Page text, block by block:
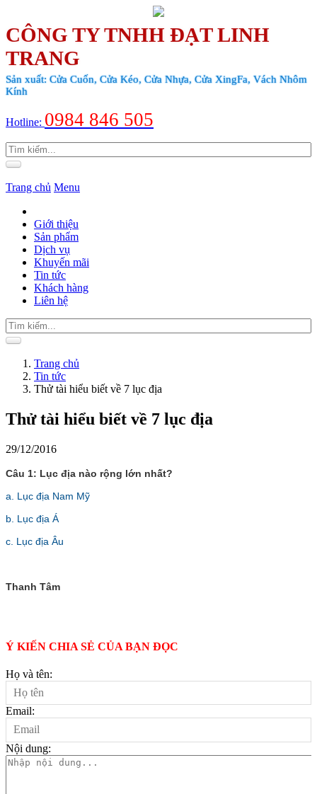
CÔNG TY TNHH ĐẠT LINH
TRANG
Sản xuất: Cửa Cuốn, Cửa Kéo, Cửa Nhựa, Cửa XingFa, Vách Nhôm
Kính
Hotline: 0984 846 505
Trang chủ Menu
Giới thiệu
Sản phẩm
Dịch vụ
Khuyến mãi
Tin tức
Khách hàng
Liên hệ
Trang chủ
Tin tức
Thử tài hiểu biết về 7 lục địa
Thử tài hiểu biết về 7 lục địa
29/12/2016
Câu 1: Lục địa nào rộng lớn nhất?
a. Lục địa Nam Mỹ
b. Lục địa Á
c. Lục địa Âu
Thanh Tâm
Ý KIẾN CHIA SẺ CỦA BẠN ĐỌC
Họ và tên:
Email:
Nội dung: